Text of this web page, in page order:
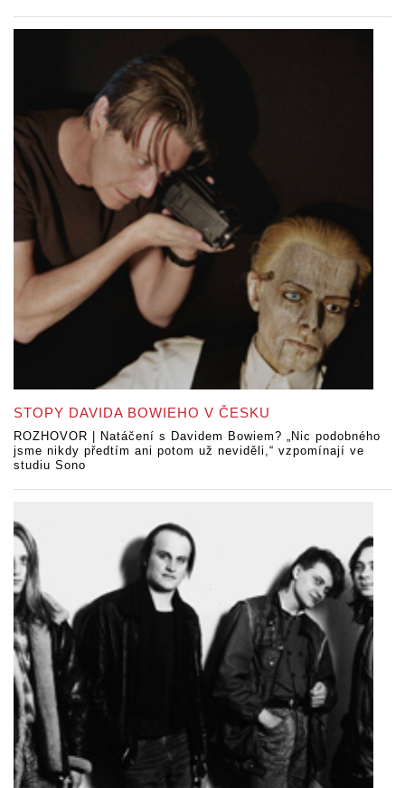
STOPY DAVIDA BOWIEHO V ČESKU
ROZHOVOR | Natáčení s Davidem Bowiem? „Nic podobného
jsme nikdy předtím ani potom už neviděli,“ vzpomínají ve
studiu Sono